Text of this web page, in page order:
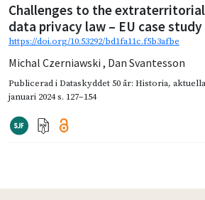
Challenges to the
data privacy law – EU case study
https://doi.org/10.53292/bd1fa11c.f5b3afbe
Michal Czerniawski , Dan Svantesson
Publicerad iDataskyddet 50 år: Historia,
januari 2024s. 127–154